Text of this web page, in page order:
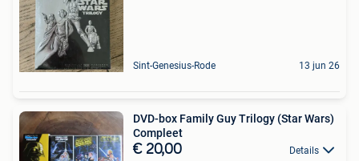
Sint-Genesius-Rode 13 jun 26
DVD-box Family Guy Trilogy (Star Wars)
Compleet
€ 20,00 Details